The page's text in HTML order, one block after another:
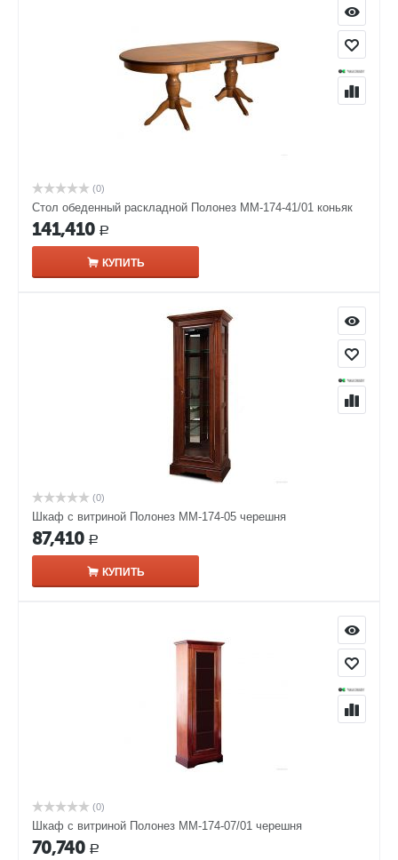
(0)
Стол обеденный раскладной Полонез ММ-174-41/01 коньяк
141,410 Р
КУПИТЬ
(0)
Шкаф с витриной Полонез ММ-174-05 черешня
87,410 Р
КУПИТЬ
(0)
Шкаф с витриной Полонез ММ-174-07/01 черешня
70,740 Р